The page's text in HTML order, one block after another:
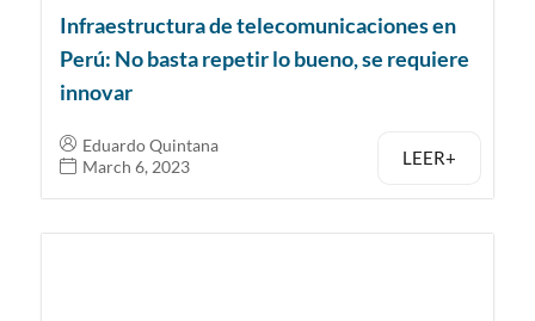
Infraestructura de telecomunicaciones en
Perú: No basta repetir lo bueno, se requiere
innovar
Eduardo Quintana
March 6, 2023
LEER+